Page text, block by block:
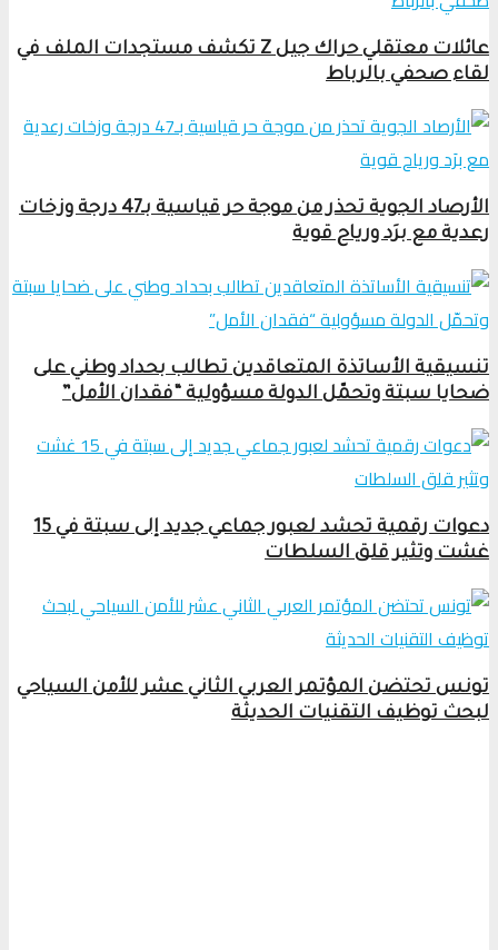
عائلات معتقلي حراك جيل Z تكشف مستجدات الملف في
لقاء صحفي بالرباط
الأرصاد الجوية تحذر من موجة حر قياسية بـ47 درجة وزخات
رعدية مع برَد ورياح قوية
تنسيقية الأساتذة المتعاقدين تطالب بحداد وطني على
ضحايا سبتة وتحمّل الدولة مسؤولية “فقدان الأمل”
دعوات رقمية تحشد لعبور جماعي جديد إلى سبتة في 15
غشت وتثير قلق السلطات
تونس تحتضن المؤتمر العربي الثاني عشر للأمن السياحي
لبحث توظيف التقنيات الحديثة